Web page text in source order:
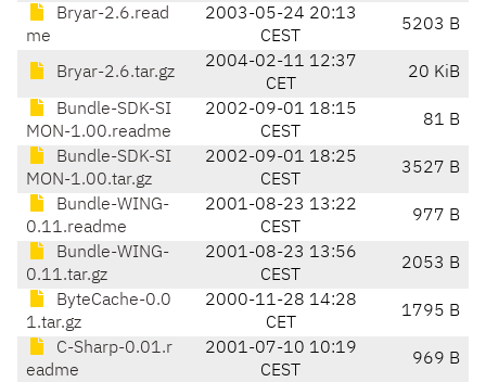
Bryar-2.6.read
me
2003-05-24 20:13
CEST
5203 B
Bryar-2.6.tar.gz
2004-02-11 12:37
CET
20 KiB
Bundle-SDK-SI
MON-1.00.readme
2002-09-01 18:15
CEST
81 B
Bundle-SDK-SI
MON-1.00.tar.gz
2002-09-01 18:25
CEST
3527 B
Bundle-WING-
0.11.readme
2001-08-23 13:22
CEST
977 B
Bundle-WING-
0.11.tar.gz
2001-08-23 13:56
CEST
2053 B
ByteCache-0.0
1.tar.gz
2000-11-28 14:28
CET
1795 B
C-Sharp-0.01.r
eadme
2001-07-10 10:19
CEST
969 B